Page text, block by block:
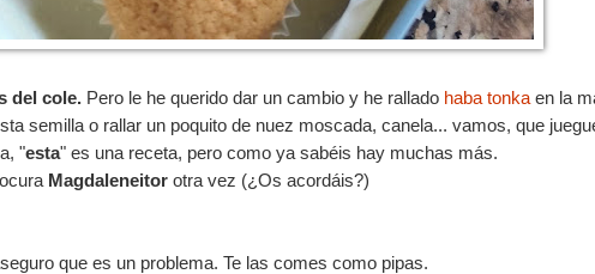
del cole. Pero le he querido dar un cambio y he rallado haba tonka en la
semilla o rallar un poquito de nuez moscada, canela... vamos, que
"esta" es una receta, pero como ya sabéis hay muchas más.
Magdaleneitor otra vez (¿Os acordáis?)
que es un problema. Te las comes como pipas.